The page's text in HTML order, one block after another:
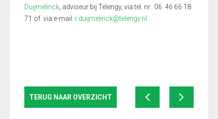
Duijmelinck , adviseur bij Telengy, via tel. nr. 06 46 66 18
71 of via e-mail: r.duijmelinck@telengy.nl
TERUG NAAR OVERZICHT